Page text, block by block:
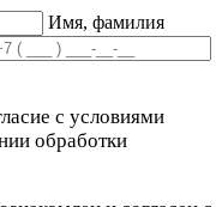
Имя, фамилия
с условиями
обработки